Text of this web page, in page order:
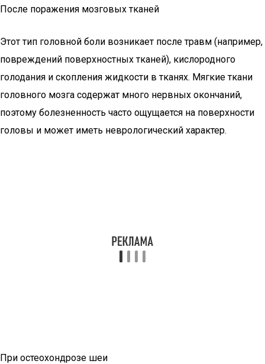
После поражения мозговых тканей
Этот тип головной боли возникает после травм (например,
повреждений поверхностных тканей), кислородного
голодания и скопления жидкости в тканях. Мягкие ткани
головного мозга содержат много нервных окончаний,
поэтому болезненность часто ощущается на поверхности
головы и может иметь неврологический характер.
При остеохондрозе шеи